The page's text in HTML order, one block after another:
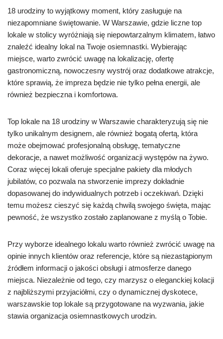
18 urodziny to wyjątkowy moment, który zasługuje na
niezapomniane świętowanie. W Warszawie, gdzie liczne top
lokale w stolicy wyróżniają się niepowtarzalnym klimatem, łatwo
znaleźć idealny lokal na Twoje osiemnastki. Wybierając
miejsce, warto zwrócić uwagę na lokalizację, ofertę
gastronomiczną, nowoczesny wystrój oraz dodatkowe atrakcje,
które sprawią, że impreza będzie nie tylko pełna energii, ale
również bezpieczna i komfortowa.
Top lokale na 18 urodziny w Warszawie charakteryzują się nie
tylko unikalnym designem, ale również bogatą ofertą, która
może obejmować profesjonalną obsługę, tematyczne
dekoracje, a nawet możliwość organizacji występów na żywo.
Coraz więcej lokali oferuje specjalne pakiety dla młodych
jubilatów, co pozwala na stworzenie imprezy dokładnie
dopasowanej do indywidualnych potrzeb i oczekiwań. Dzięki
temu możesz cieszyć się każdą chwilą swojego święta, mając
pewność, że wszystko zostało zaplanowane z myślą o Tobie.
Przy wyborze idealnego lokalu warto również zwrócić uwagę na
opinie innych klientów oraz referencje, które są niezastąpionym
źródłem informacji o jakości obsługi i atmosferze danego
miejsca. Niezależnie od tego, czy marzysz o eleganckiej kolacji
z najbliższymi przyjaciółmi, czy o dynamicznej dyskotece,
warszawskie top lokale są przygotowane na wyzwania, jakie
stawia organizacja osiemnastkowych urodzin.